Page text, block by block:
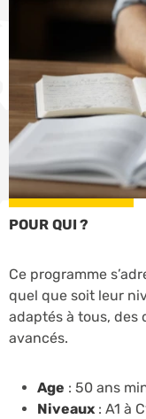
POUR QUI ?
Ce programme
quel que soit leur
adaptés à tous,
avancés.
Age : 50 ans
Niveaux : A1 à